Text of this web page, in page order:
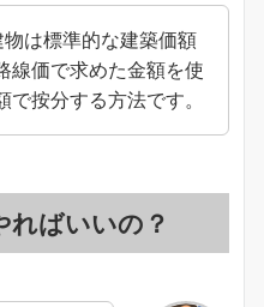
は標準的な建築価額
線価で求めた金額を使
で按分する方法です。
ればいいの？